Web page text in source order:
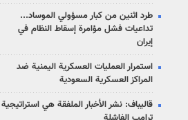
طرد اثنين من كبار مسؤولي الموساد...
تداعيات فشل مؤامرة إسقاط النظام في
إيران
استمرار العمليات العسكرية اليمنية ضد
المراكز العسكرية السعودية
قاليباف: نشر الأخبار الملفقة هي استراتيجية